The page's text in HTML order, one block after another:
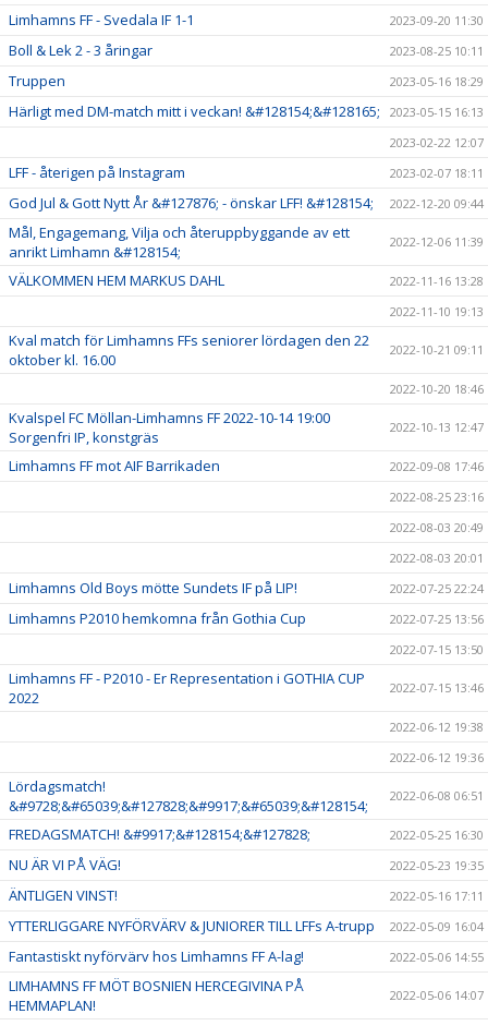
Limhamns FF - Svedala IF 1-1 2023-09-20 11:30
Boll & Lek 2 - 3 åringar 2023-08-25 10:11
Truppen 2023-05-16 18:29
Härligt med DM-match mitt i veckan! &#128154;&#128165;
2023-05-15 16:13
2023-02-22 12:07
LFF - återigen på Instagram 2023-02-07 18:11
God Jul & Gott Nytt År &#127876; - önskar LFF! &#128154; 2022-12-20 09:44
Mål, Engagemang, Vilja och återuppbyggande av ett
anrikt Limhamn &#128154;
2022-12-06 11:39
VÄLKOMMEN HEM MARKUS DAHL
2022-11-16 13:28
2022-11-10 19:13
Kval match för Limhamns FFs seniorer lördagen den 22
oktober kl. 16.00
2022-10-21 09:11
2022-10-20 18:46
Kvalspel FC Möllan-Limhamns FF 2022-10-14 19:00
Sorgenfri IP, konstgräs
2022-10-13 12:47
Limhamns FF mot AIF Barrikaden
2022-09-08 17:46
2022-08-25 23:16
2022-08-03 20:49
2022-08-03 20:01
Limhamns Old Boys mötte Sundets IF på LIP! 2022-07-25 22:24
Limhamns P2010 hemkomna från Gothia Cup
2022-07-25 13:56
2022-07-15 13:50
Limhamns FF - P2010 - Er Representation i GOTHIA CUP
2022
2022-07-15 13:46
2022-06-12 19:38
2022-06-12 19:36
Lördagsmatch!
&#9728;&#65039;&#127828;&#9917;&#65039;&#128154;
2022-06-08 06:51
FREDAGSMATCH! &#9917;&#128154;&#127828; 2022-05-25 16:30
NU ÄR VI PÅ VÄG! 2022-05-23 19:35
ÄNTLIGEN VINST! 2022-05-16 17:11
YTTERLIGGARE NYFÖRVÄRV & JUNIORER TILL LFFs A-trupp 2022-05-09 16:04
Fantastiskt nyförvärv hos Limhamns FF A-lag! 2022-05-06 14:55
LIMHAMNS FF MÖT BOSNIEN HERCEGIVINA PÅ
HEMMAPLAN!
2022-05-06 14:07